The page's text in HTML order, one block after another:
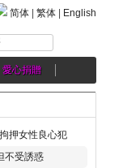
简体 繁体 English
愛心捐贈
押女性良心犯
不受誘惑